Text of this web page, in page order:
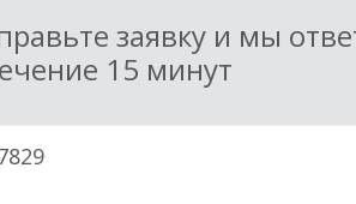
заявку и мы
15 минут